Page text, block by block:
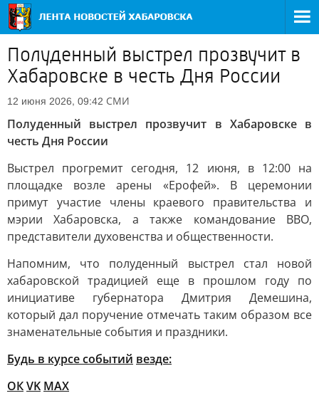
Полуденный выстрел прозвучит в
Хабаровске в честь Дня России
12 июня 2026, 09:42 СМИ
Полуденный выстрел прозвучит в Хабаровске в
честь Дня России
Выстрел прогремит сегодня, 12 июня, в 12:00 на
площадке возле арены «Ерофей». В церемонии
примут участие члены краевого правительства и
мэрии Хабаровска, а также командование ВВО,
представители духовенства и общественности.
Напомним, что полуденный выстрел стал новой
хабаровской традицией еще в прошлом году по
инициативе губернатора Дмитрия Демешина,
который дал поручение отмечать таким образом все
знаменательные события и праздники.
Будь в курсе событий везде:
ОКVK MAX